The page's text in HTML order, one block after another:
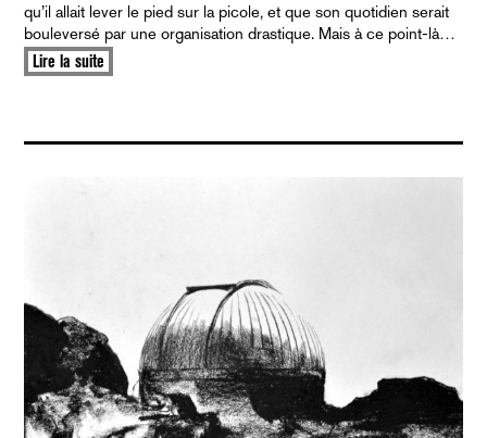
qu’il allait lever le pied sur la picole, et que son quotidien serait
bouleversé par une organisation drastique. Mais à ce point-là…
Lire la suite